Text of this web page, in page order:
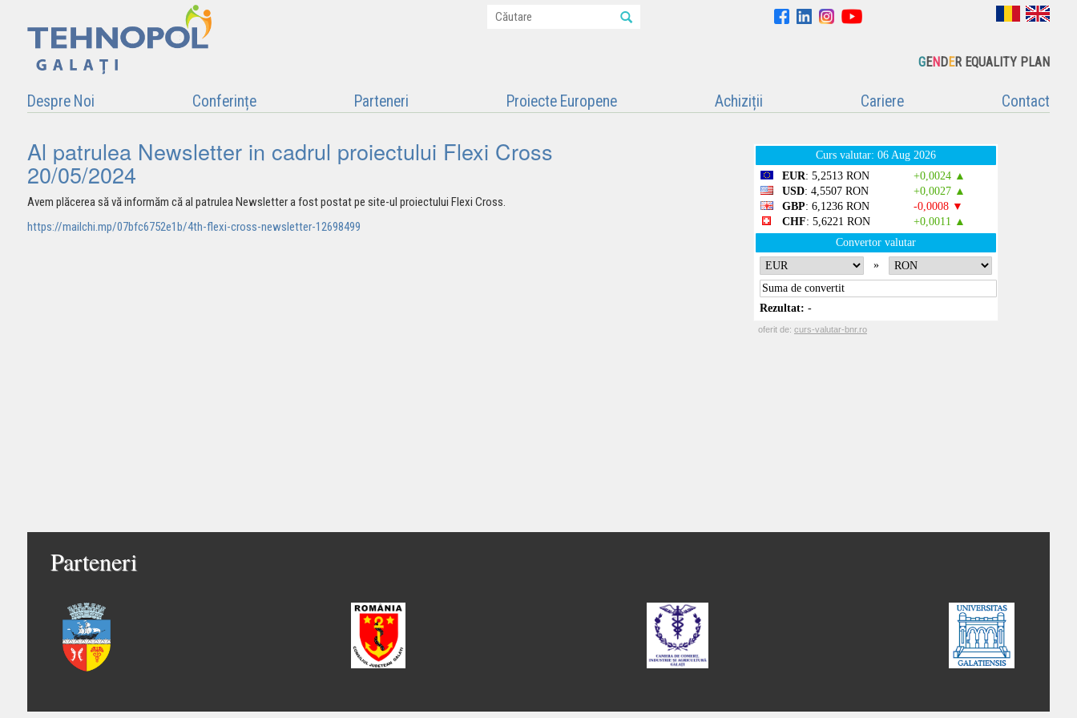
GEN DER EQUALITY PLAN
Despre Noi Conferințe Parteneri Proiecte Europene Achiziții Cariere Contact
Al patrulea Newsletter in cadrul proiectului Flexi Cross
20/05/2024
Avem plăcerea să vă informăm că al patrulea Newsletter a fost postat pe site-ul proiectului Flexi Cross.
https://mailchi.mp/07bfc6752e1b/4th-flexi-cross-newsletter-12698499
Parteneri